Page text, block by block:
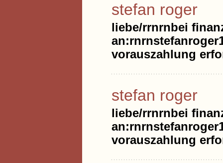
stefan roger
liebe/rrnrnbei
vorauszahlung
stefan roger
liebe/rrnrnbei
vorauszahlung